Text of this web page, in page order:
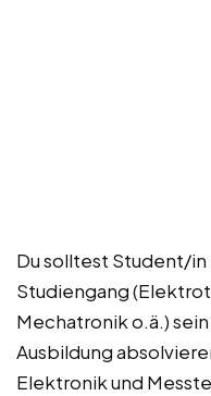
Du solltest Student/
Studiengang
Mechatronik o.ä.)
Ausbildung
Elektronik und